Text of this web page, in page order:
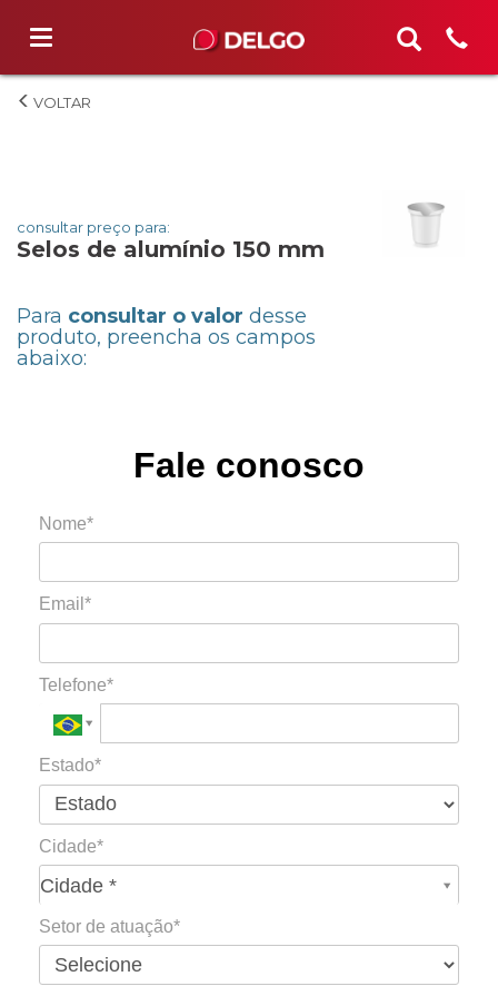
Selos de
consultar preço para:
Selos de alumínio 150 mm
Para consultar o valor desse
produto, preencha os campos
abaixo:
Fale conosco
Nome*
Email*
Telefone*
Estado*
Cidade*
Cidade *
Cidade*
Setor de atuação*